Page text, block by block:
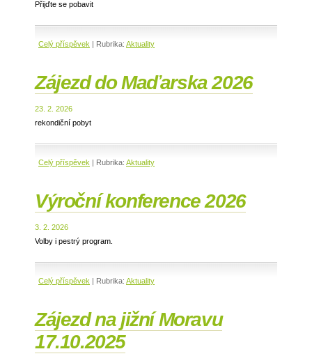
Přijďte se pobavit
Celý příspěvek | Rubrika: Aktuality
Zájezd do Maďarska 2026
23. 2. 2026
rekondiční pobyt
Celý příspěvek | Rubrika: Aktuality
Výroční konference 2026
3. 2. 2026
Volby i pestrý program.
Celý příspěvek | Rubrika: Aktuality
Zájezd na jižní Moravu
17.10.2025